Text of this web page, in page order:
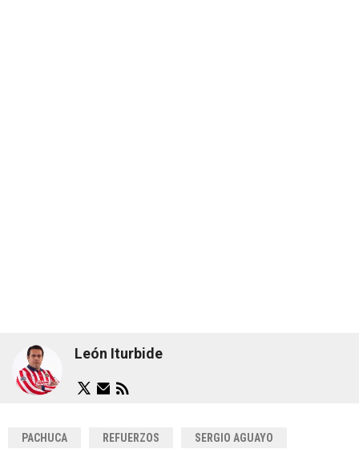
León Iturbide
PACHUCA REFUERZOS SERGIO AGUAYO